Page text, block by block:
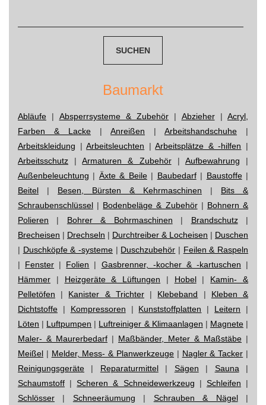
Baumarkt
Abläufe | Absperrsysteme & Zubehör | Abzieher| Acryl,
Farben & Lacke | Anreißen | Arbeitshandschuhe |
Arbeitskleidung |Arbeitsleuchten |Arbeitsplätze & -hilfen |
Arbeitsschutz |Armaturen & Zubehör| Aufbewahrung |
Außenbeleuchtung | Äxte & Beile| Baubedarf| Baustoffe|
Beitel | Besen, Bürsten & Kehrmaschinen | Bits &
Schraubenschlüssel | Bodenbeläge & Zubehör| Bohnern &
Polieren | Bohrer & Bohrmaschinen | Brandschutz|
Brecheisen | Drechseln | Durchtreiber & Locheisen | Duschen
| Duschköpfe & -systeme | Duschzubehör | Feilen & Raspeln
| Fenster | Folien | Gasbrenner, -kocher & -kartuschen |
Hämmer | Heizgeräte & Lüftungen | Hobel| Kamin- &
Pelletöfen | Kanister & Trichter| Klebeband | Kleben &
Dichtstoffe | Kompressoren | Kunststoffplatten | Leitern |
Löten | Luftpumpen | Luftreiniger & Klimaanlagen | Magnete|
Maler- & Maurerbedarf | Maßbänder, Meter & Maßstäbe |
Meißel | Melder, Mess- & Planwerkzeuge | Nagler & Tacker |
Reinigungsgeräte | Reparaturmittel| Sägen | Sauna |
Schaumstoff |Scheren & Schneidewerkzeug | Schleifen |
Schlösser | Schneeräumung | Schrauben & Nägel|